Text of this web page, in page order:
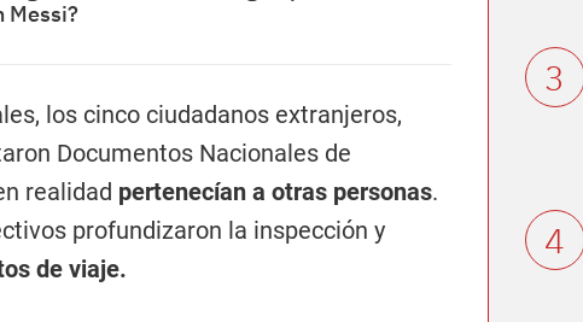
Messi?
los cinco ciudadanos extranjeros,
Documentos Nacionales de
realidad pertenecían a otras personas.
profundizaron la inspección y
de viaje.